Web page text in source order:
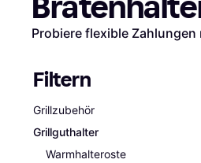
Probiere flexible Zahlungen
Filtern
Grillzubehör
Grillguthalter
Warmhalteroste